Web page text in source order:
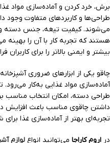
برش، خرد کردن و آماده‌سازی مواد
طراحی‌ها و کاربردهای متفاوت وجود
می‌شوند. کیفیت تیغه، جنس دسته و
هستند که تجربه کار با آن را بهینه
بیشتر و ایمنی بالاتر را برای کاربران
چاقو یکی از ابزارهای ضروری
آماده‌سازی مواد غذایی به‌کار
طراحی دسته، امکان انتخاب مناسب
داشتن چاقوی مناسب باعث
تجربه‌ای بهتر از آماده‌سازی غذا
در اروم کاراجا می‌توانید انواع لوازم